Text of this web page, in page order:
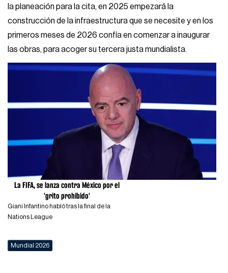
la planeación para la cita, en 2025 empezará la
construcción de la infraestructura que se necesite y en los
primeros meses de 2026 confía en comenzar a inaugurar
las obras, para acoger su tercera justa mundialista.
La FIFA, se lanza contra México por el
'grito prohibido'
Giani Infantino habló tras la final de la
Nations League
Mundial 2026